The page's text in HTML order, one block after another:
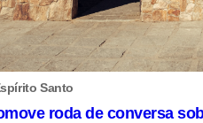
Santo
roda de conversa